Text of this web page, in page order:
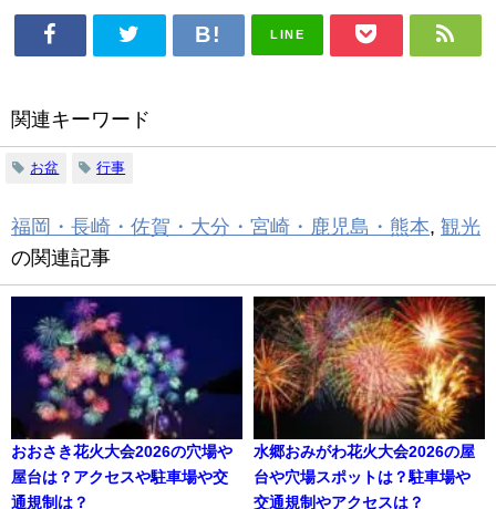
LINE
関連キーワード
お盆 行事
福岡・長崎・佐賀・大分・宮崎・鹿児島・熊本, 観光
の関連記事
おおさき花火大会2026の穴場や
屋台は？アクセスや駐車場や交
通規制は？
水郷おみがわ花火大会2026の屋
台や穴場スポットは？駐車場や
交通規制やアクセスは？